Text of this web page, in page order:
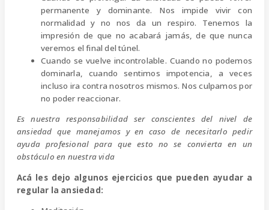
permanente y dominante. Nos impide vivir con
normalidad y no nos da un respiro. Tenemos la
impresión de que no acabará jamás, de que nunca
veremos el final del túnel.
Cuando se vuelve incontrolable. Cuando no podemos
dominarla, cuando sentimos impotencia, a veces
incluso ira contra nosotros mismos. Nos culpamos por
no poder reaccionar.
Es nuestra responsabilidad ser conscientes del nivel de
ansiedad que manejamos y en caso de necesitarlo pedir
ayuda profesional para que esto no se convierta en un
obstáculo en nuestra vida
Acá les dejo algunos ejercicios que pueden ayudar a
regular la ansiedad: